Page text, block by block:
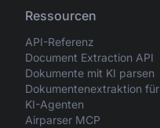
Ressourcen
API-Referenz
Document Extraction API
Dokumente mit KI parsen
Dokumentenextraktion für
KI-Agenten
Airparser MCP